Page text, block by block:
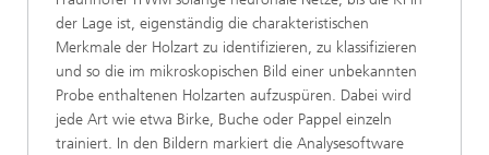
der Lage ist, eigenständig die charakteristischen
Merkmale der Holzart zu identifizieren, zu klassifizieren
und so die im mikroskopischen Bild einer unbekannten
Probe enthaltenen Holzarten aufzuspüren. Dabei wird
jede Art wie etwa Birke, Buche oder Pappel einzeln
trainiert. In den Bildern markiert die Analysesoftware